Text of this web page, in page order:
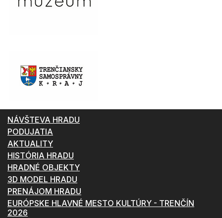
NÁVŠTEVA HRADU
PODUJATIA
AKTUALITY
HISTÓRIA HRADU
HRADNÉ OBJEKTY
3D MODEL HRADU
PRENÁJOM HRADU
EURÓPSKE HLAVNÉ MESTO KULTÚRY - TRENČÍN
2026